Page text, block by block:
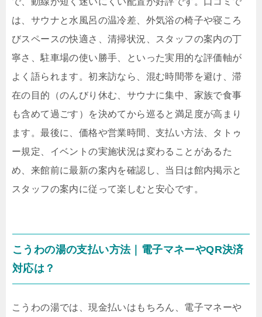
は、サウナと水風呂の温冷差、外気浴の椅子や寝ころ
びスペースの快適さ、清掃状況、スタッフの案内の丁
寧さ、駐車場の使い勝手、といった実用的な評価軸が
よく語られます。初来訪なら、混む時間帯を避け、滞
在の目的（のんびり休む、サウナに集中、家族で食事
も含めて過ごす）を決めてから巡ると満足度が高まり
ます。最後に、価格や営業時間、支払い方法、タトゥ
ー規定、イベントの実施状況は変わることがあるた
め、来館前に最新の案内を確認し、当日は館内掲示と
スタッフの案内に従って楽しむと安心です。
こうわの湯の支払い方法｜電子マネーやQR決済
対応は？
こうわの湯では、現金払いはもちろん、電子マネーや